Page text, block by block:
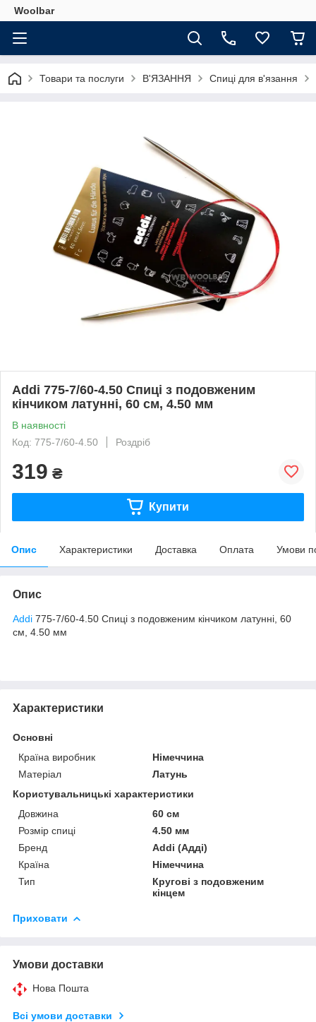
Woolbar
Товари та послуги В'ЯЗАННЯ Спиці для в'язання
Addi 775-7/60-4.50 Спиці з подовженим
кінчиком латунні, 60 см, 4.50 мм
В наявності
Код: 775-7/60-4.50
Роздріб
319 ₴
Купити
Опис Характеристики Доставка Оплата Умови
Опис
Addi 775-7/60-4.50 Спиці з подовженим кінчиком латунні, 60
см, 4.50 мм
Характеристики
Основні
Країна виробник
Німеччина
Матеріал
Латунь
Користувальницькі характеристики
Довжина
60 см
Розмір спиці
4.50 мм
Бренд
Addi (Адді)
Країна
Німеччина
Тип
Кругові з подовженим
кінцем
Приховати
Умови доставки
Нова Пошта
Всі умови доставки